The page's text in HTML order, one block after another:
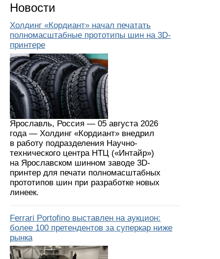
Новости
Холдинг «Кордиант» начал печатать
полномасштабные прототипы шин на 3D-
принтере
Ярославль, Россия — 05 августа 2026
года — Холдинг «Кордиант» внедрил
в работу подразделения Научно-
технического центра НТЦ («Интайр»)
на Ярославском шинном заводе 3D-
принтер для печати полномасштабных
прототипов шин при разработке новых
линеек.
Ferrari Portofino выставлен на аукцион:
более 100 претендентов за суперкар ниже
рынка